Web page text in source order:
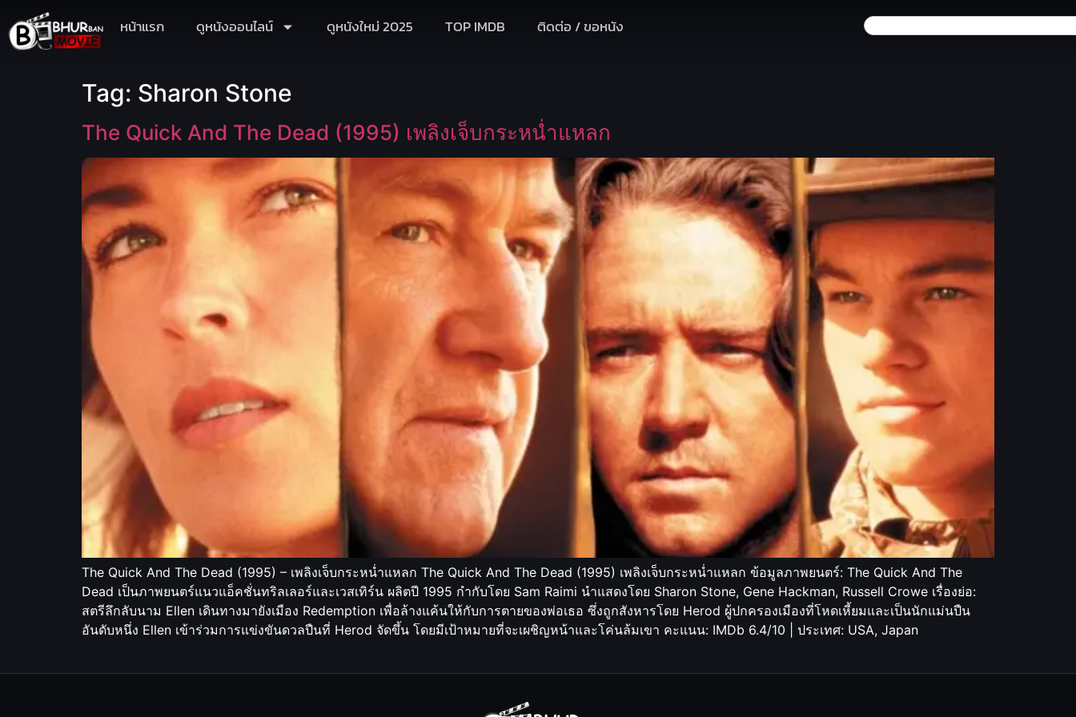
หน้าแรก ดูหนังออนไลน์ ดูหนังใหม่ 2025 TOP IMDB ติดต่อ / ขอหนัง
Tag: Sharon Stone
The Quick And The Dead (1995) เพลิงเจ็บกระหน่ำแหลก
The Quick And The Dead (1995) – เพลิงเจ็บกระหน่ำแหลก The Quick And The Dead (1995) เพลิงเจ็บกระหน่ำแหลก ข้อมูลภาพยนตร์: The Quick And The
Dead เป็นภาพยนตร์แนวแอ็คชั่นทริลเลอร์และเวสเทิร์น ผลิตปี 1995 กำกับโดย Sam Raimi นำแสดงโดย Sharon Stone, Gene Hackman, Russell Crowe เรื่องย่อ:
สตรีลึกลับนาม Ellen เดินทางมายังเมือง Redemption เพื่อล้างแค้นให้กับการตายของพ่อเธอ ซึ่งถูกสังหารโดย Herod ผู้ปกครองเมืองที่โหดเหี้ยมและเป็นนักแม่นปืน
อันดับหนึ่ง Ellen เข้าร่วมการแข่งขันดวลปืนที่ Herod จัดขึ้น โดยมีเป้าหมายที่จะเผชิญหน้าและโค่นล้มเขา คะแนน: IMDb 6.4/10 | ประเทศ: USA, Japan